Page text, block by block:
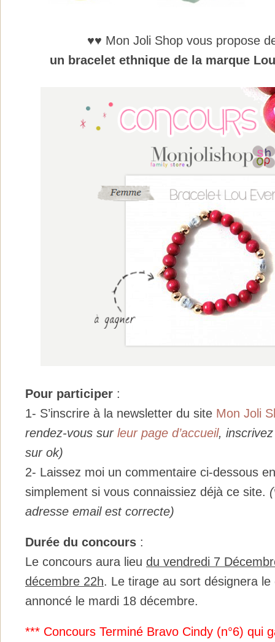
♥♥ Mon Joli Shop vous propose
un bracelet ethnique de la marque
Pour participer :
1- S’inscrire à la newsletter du site Mon Joli
rendez-vous sur leur page d’accueil,
sur ok)
2- Laissez moi un commentaire ci-dessous
simplement si vous connaissiez déjà ce site.
adresse email est correcte)
Durée du concours :
Le concours aura lieu du vendredi 7
décembre 22h. Le tirage au sort désignera
annoncé le mardi 18 décembre.
*** Concours Terminé Bravo Cindy (n°6) qui